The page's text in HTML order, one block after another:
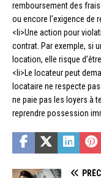
remboursement des
ou encore l’exigence
<li>Une action pour
contrat. Par exemple, si
location, elle risque
<li>Le locateur peut
locataire ne respecte
ne paie pas les loyers à
reprendre possession